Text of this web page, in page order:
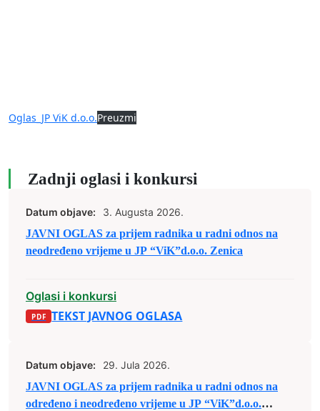
Oglas_JP ViK d.o.o.Preuzmi
Zadnji oglasi i konkursi
Datum objave:
3. Augusta 2026.
JAVNI OGLAS za prijem radnika u radni odnos na
neodređeno vrijeme u JP “ViK”d.o.o. Zenica
Oglasi i konkursi
TEKST JAVNOG OGLASA
Datum objave:
29. Jula 2026.
JAVNI OGLAS za prijem radnika u radni odnos na
određeno i neodređeno vrijeme u JP “ViK”d.o.o.